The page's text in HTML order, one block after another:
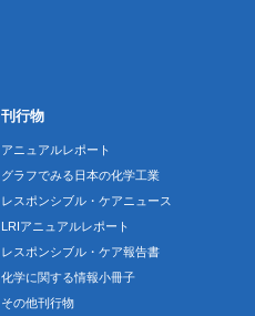
刊行物
アニュアルレポート
グラフでみる日本の化学工業
レスポンシブル・ケアニュース
LRIアニュアルレポート
レスポンシブル・ケア報告書
化学に関する情報小冊子
その他刊行物